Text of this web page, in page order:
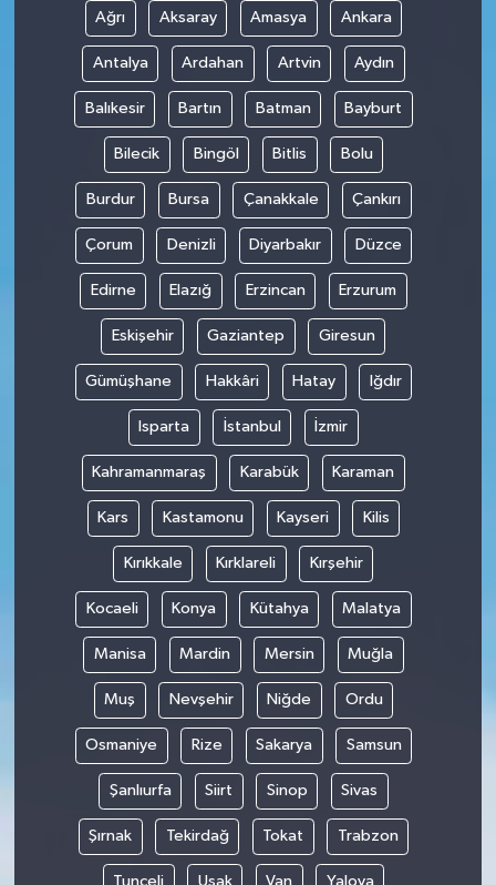
Ağrı Aksaray Amasya Ankara
Antalya Ardahan Artvin Aydın
Balıkesir Bartın Batman Bayburt
Bilecik Bingöl Bitlis Bolu
Burdur Bursa Çanakkale Çankırı
Çorum Denizli Diyarbakır Düzce
Edirne Elazığ Erzincan Erzurum
Eskişehir Gaziantep Giresun
Gümüşhane Hakkâri Hatay Iğdır
Isparta İstanbul İzmir
Kahramanmaraş Karabük Karaman
Kars Kastamonu Kayseri Kilis
Kırıkkale Kırklareli Kırşehir
Kocaeli Konya Kütahya Malatya
Manisa Mardin Mersin Muğla
Muş Nevşehir Niğde Ordu
Osmaniye Rize Sakarya Samsun
Şanlıurfa Siirt Sinop Sivas
Şırnak Tekirdağ Tokat Trabzon
Tunceli Uşak Van Yalova